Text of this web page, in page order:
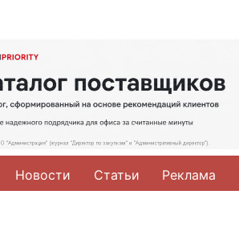
Новости Статьи Реклама